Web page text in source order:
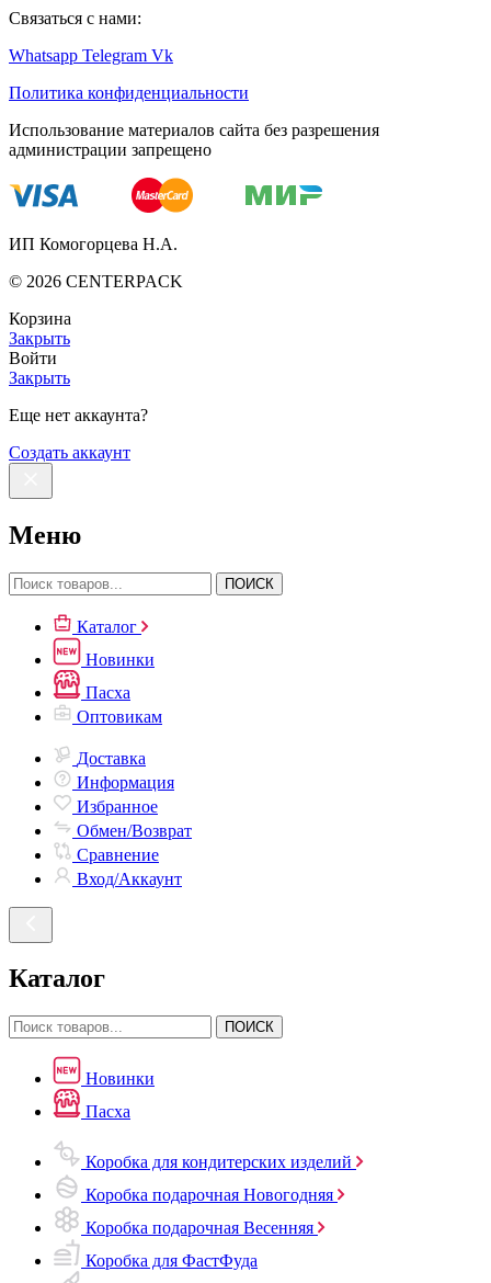
Связаться с нами:
Whatsapp Telegram Vk
Политика конфиденциальности
Использование материалов сайта без разрешения
администрации запрещено
ИП Комогорцева Н.А.
© 2026 CENTERPACK
Корзина
Закрыть
Войти
Закрыть
Еще нет аккаунта?
Создать аккаунт
Меню
ПОИСК
Каталог
Новинки
Пасха
Оптовикам
Доставка
Информация
Избранное
Обмен/Возврат
Сравнение
Вход/Аккаунт
Каталог
ПОИСК
Новинки
Пасха
Коробка для кондитерских изделий
Коробка подарочная Новогодняя
Коробка подарочная Весенняя
Коробка для ФастФуда